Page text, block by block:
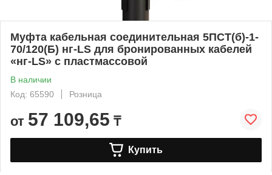
Муфта кабельная соединительная 5ПСТ(б)-1-
70/120(Б) нг-LS для бронированных кабелей
«нг-LS» с пластмассовой
В наличии
Код: 65590
Розница
от 57 109,65 ₸
Купить